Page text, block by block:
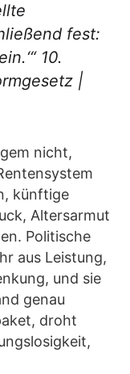
fest:
10.
|
nicht,
künftige
Altersarmut
Politische
aus Leistung,
und sie
genau
droht